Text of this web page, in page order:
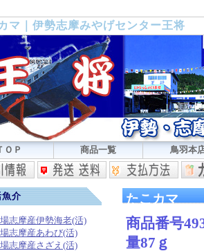
マ｜伊勢志摩みやげセンター王将
ＯＰ 商品一覧 鳥羽本
介
志摩産伊勢海老(活)
志摩産あわび(活)
志摩産さざえ(活)
たこカマ
商品番号
量87ｇ